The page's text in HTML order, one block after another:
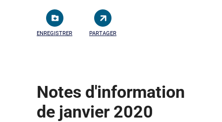
ENREGISTRER PARTAGER
Notes d'information
de janvier 2020